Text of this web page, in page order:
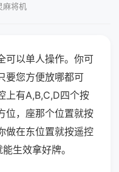
麻将机
可以单人操作。你可
要您方便放哪都可
上有A,B,C,D四个按
位，座那个位置就按
做在东位置就按遥控
生效拿好牌。